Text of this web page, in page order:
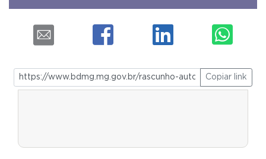
Copiar link